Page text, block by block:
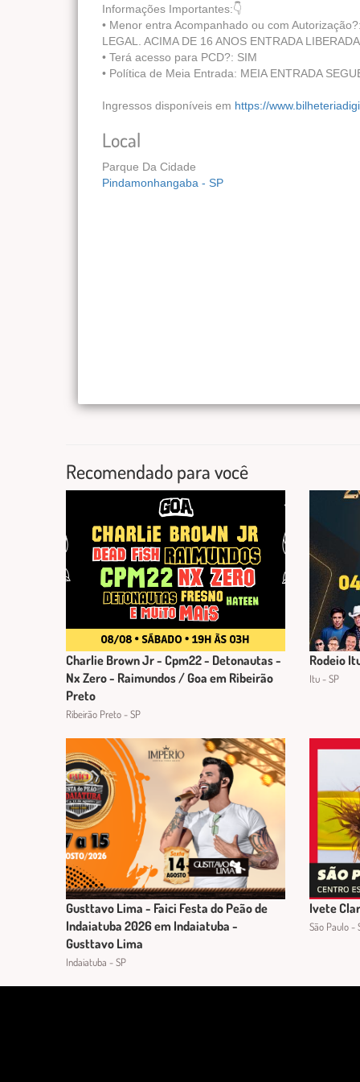
Informações Importantes:👇
•⁠ ⁠Menor entra Acompanhado ou com
LEGAL. ACIMA DE 16 ANOS ENTRADA
•⁠ ⁠Terá acesso para PCD?: SIM
•⁠ ⁠Política de Meia Entrada: MEIA ENTRADA
Ingressos disponíveis em https://
Local
Parque Da Cidade
Pindamonhangaba - SP
Recomendado para você
Charlie Brown Jr - Cpm22 - Detonautas -
Nx Zero - Raimundos / Goa em Ribeirão
Preto
Ribeirão Preto - SP
Rodeio
Itu - SP
Gusttavo Lima - Faici Festa do Peão de
Indaiatuba 2026 em Indaiatuba -
Gusttavo Lima
Indaiatuba - SP
Ivete
São Paulo -